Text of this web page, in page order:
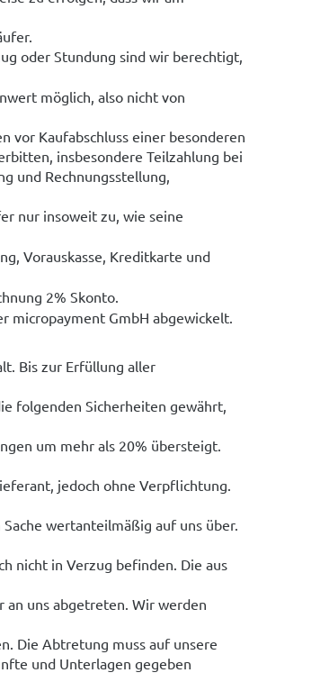
oder Stundung sind wir berechtigt,
möglich, also nicht von
vor Kaufabschluss einer besonderen
insbesondere Teilzahlung bei
und Rechnungsstellung,
nur insoweit zu, wie seine
Vorauskasse, Kreditkarte und
2% Skonto.
micropayment GmbH abgewickelt.
Bis zur Erfüllung aller
folgenden Sicherheiten gewährt,
um mehr als 20% übersteigt.
jedoch ohne Verpflichtung.
wertanteilmäßig auf uns über.
nicht in Verzug befinden. Die aus
uns abgetreten. Wir werden
Die Abtretung muss auf unsere
und Unterlagen gegeben